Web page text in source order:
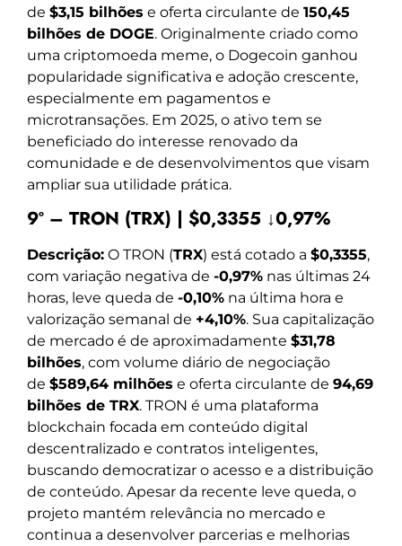
de $3,15 bilhões e oferta circulante de 150,45
bilhões de DOGE. Originalmente criado como
uma criptomoeda meme, o Dogecoin ganhou
popularidade significativa e adoção crescente,
especialmente em pagamentos e
microtransações. Em 2025, o ativo tem se
beneficiado do interesse renovado da
comunidade e de desenvolvimentos que visam
ampliar sua utilidade prática.
9º – TRON (TRX) | $0,3355 ↓0,97%
Descrição: O TRON (TRX) está cotado a $0,3355,
com variação negativa de -0,97% nas últimas 24
horas, leve queda de -0,10% na última hora e
valorização semanal de +4,10%. Sua capitalização
de mercado é de aproximadamente $31,78
bilhões, com volume diário de negociação
de $589,64 milhões e oferta circulante de 94,69
bilhões de TRX. TRON é uma plataforma
blockchain focada em conteúdo digital
descentralizado e contratos inteligentes,
buscando democratizar o acesso e a distribuição
de conteúdo. Apesar da recente leve queda, o
projeto mantém relevância no mercado e
continua a desenvolver parcerias e melhorias